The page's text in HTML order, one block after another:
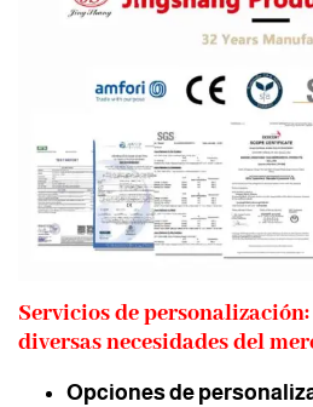
Servicios de
diversas necesidades del
Opciones de